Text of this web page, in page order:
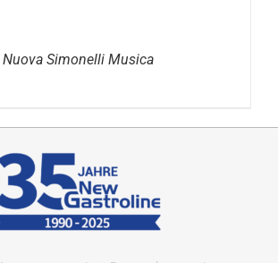
Nuova Simonelli Musica